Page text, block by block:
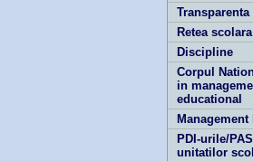
Retea scolara
Discipline
Corpul
in
educational
PDI-urile/
unitatilor